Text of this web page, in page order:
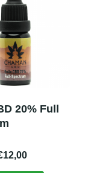
20% Full
initial
était :
12,00
actuel
est :
€12,00.